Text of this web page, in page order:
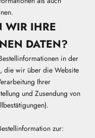
WIR IHRE
DATEN?
in der
die wir über die Website
Ihrer
und Zusendung von
zur: